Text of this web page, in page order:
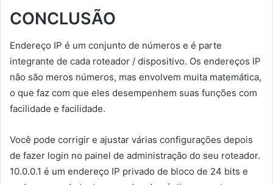
CONCLUSÃO
Endereço IP é um conjunto de números e é parte
integrante de cada roteador / dispositivo. Os endereços IP
não são meros números, mas envolvem muita matemática,
o que faz com que eles desempenhem suas funções com
facilidade e facilidade.
Você pode corrigir e ajustar várias configurações depois
de fazer login no painel de administração do seu roteador.
10.0.0.1 é um endereço IP privado de bloco de 24 bits e